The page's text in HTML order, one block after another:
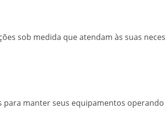
sob medida que atendam às suas
para manter seus equipamentos operando